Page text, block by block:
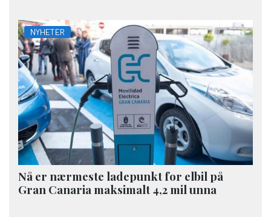
NYHETER
Nå er nærmeste ladepunkt for elbil på
Gran Canaria maksimalt 4,2 mil unna